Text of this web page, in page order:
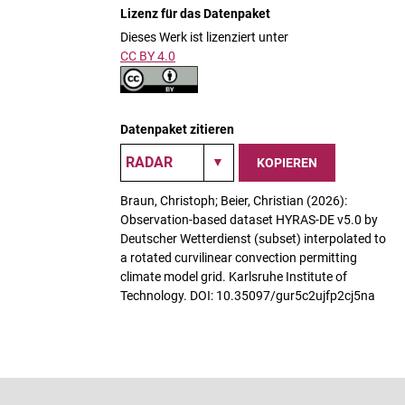
Lizenz für das Datenpaket
Dieses Werk ist lizenziert unter
CC BY 4.0
Datenpaket zitieren
KOPIEREN
Braun, Christoph; Beier, Christian (2026):
Observation-based dataset HYRAS-DE v5.0 by
Deutscher Wetterdienst (subset) interpolated to
a rotated curvilinear convection permitting
climate model grid. Karlsruhe Institute of
Technology. DOI: 10.35097/gur5c2ujfp2cj5na